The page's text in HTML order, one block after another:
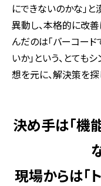
にできないのかな」
異動し、本格的に改
んだのは「バーコード
いか」という、とても
想を元に、解決策を
決め手は「機
現場からは「